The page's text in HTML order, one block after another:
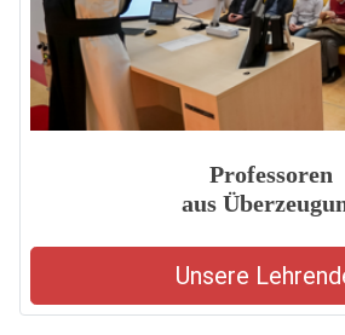
Professoren
aus
Unsere